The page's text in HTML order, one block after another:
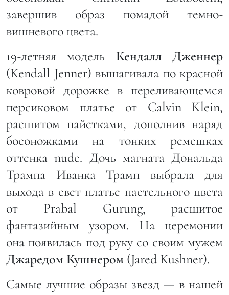
завершив образ помадой темно-
вишневого цвета.
19-летняя модель Кендалл Дженнер
(Kendall Jenner) вышагивала по красной
ковровой дорожке в переливающемся
персиковом платье от Calvin Klein,
расшитом пайетками, дополнив наряд
босоножками на тонких ремешках
оттенка nude. Дочь магната Дональда
Трампа Иванка Трамп выбрала для
выхода в свет платье пастельного цвета
от Prabal Gurung, расшитое
фантазийным узором. На церемонии
она появилась под руку со своим мужем
Джаредом Кушнером (Jared Kushner).
Самые лучшие образы звезд — в нашей